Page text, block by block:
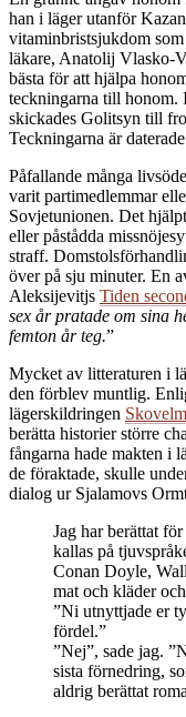
han i läger utanför
vitaminbristsjukdom
läkare, Anatolij Vlasko-
bästa för att hjälpa
teckningarna till honom.
skickades Golitsyn till
Teckningarna är
Påfallande många
varit partimedlemmar
Sovjetunionen. Det
eller påstådda
straff.
över på sju minuter. En
Aleksijevitjs Tiden
sex år pratade om sina
femton år teg.”
Mycket av litteraturen i
den förblev muntlig.
lägerskildringen
berätta historier större
fångarna hade makten i
de föraktade, skulle
dialog ur Sjalamovs
Jag har berättat för
kallas på
Conan Doyle,
mat och kläder
”Ni utnyttjade er
fördel.”
”Nej”, sade jag.
sista förnedring,
aldrig berättat